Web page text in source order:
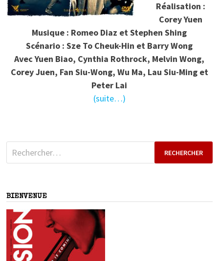
Réalisation :
Corey Yuen
Musique : Romeo Diaz et Stephen Shing
Scénario : Sze To Cheuk-Hin et Barry Wong
Avec Yuen Biao, Cynthia Rothrock, Melvin Wong,
Corey Juen, Fan Siu-Wong, Wu Ma, Lau Siu-Ming et
Peter Lai
(suite…)
Rechercher :
BIENVENUE